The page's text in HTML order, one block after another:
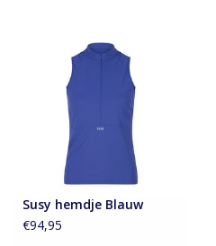
Accessoires
Over Susy
Susy hemdje Blauw
€94,95